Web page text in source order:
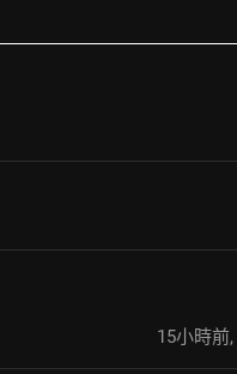
15小時前,